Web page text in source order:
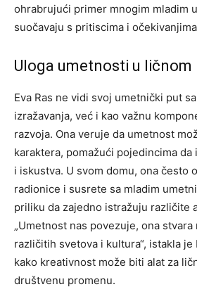
ohrabrujući primer mnogim mladim
suočavaju s pritiscima i
Uloga umetnosti u ličnom
Eva Ras ne vidi svoj umetnički put
izražavanja, već i kao važnu
razvoja. Ona veruje da umetnost
karaktera, pomažući pojedincima
i iskustva. U svom domu, ona često
radionice i susrete sa mladim
priliku da zajedno istražuju različite
„Umetnost nas povezuje, ona
različitih svetova i kultura“, istakla je
kako kreativnost može biti alat za
društvenu promenu.